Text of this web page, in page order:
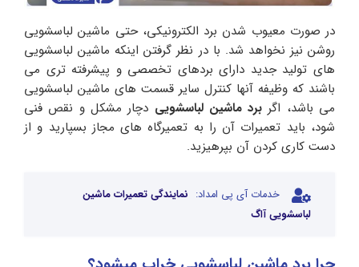
در صورت معیوب شدن برد الکترونیکی، حتی ماشین لباسشویی
روشن نیز نخواهد شد. با در نظر گرفتن اینکه ماشین لباسشویی
های تولید جدید دارای بردهای تخصصی و پیشرفته تری می
باشند که وظیفه آنها کنترل سایر قسمت های ماشین لباسشویی
می باشد، اگر برد ماشین لباسشویی دچار مشکل و نقص فنی
شود، باید تعمیرات آن را به تعمیرگاه های مجاز بسپارید و از
دست کاری کردن آن بپرهیزید.
خدمات آی پی امداد: نمایندگی تعمیرات ماشین
لباسشویی آاگ